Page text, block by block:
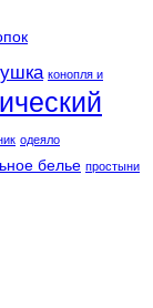
конопля и
одеяло
белье простыни